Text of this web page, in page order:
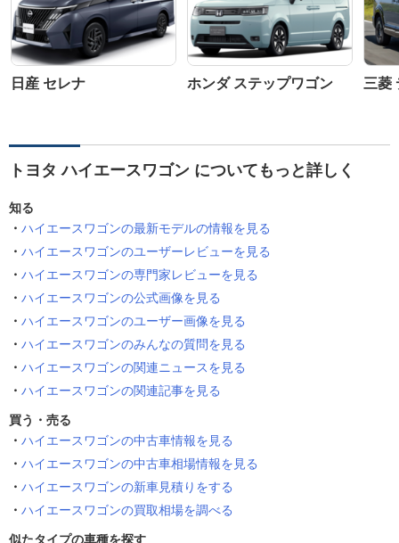
日産 セレナ ホンダ ステップワゴン 三菱
トヨタ ハイエースワゴン についてもっと詳しく
知る
ハイエースワゴンの最新モデルの情報を見る
ハイエースワゴンのユーザーレビューを見る
ハイエースワゴンの専門家レビューを見る
ハイエースワゴンの公式画像を見る
ハイエースワゴンのユーザー画像を見る
ハイエースワゴンのみんなの質問を見る
ハイエースワゴンの関連ニュースを見る
ハイエースワゴンの関連記事を見る
買う・売る
ハイエースワゴンの中古車情報を見る
ハイエースワゴンの中古車相場情報を見る
ハイエースワゴンの新車見積りをする
ハイエースワゴンの買取相場を調べる
似たタイプの車種を探す